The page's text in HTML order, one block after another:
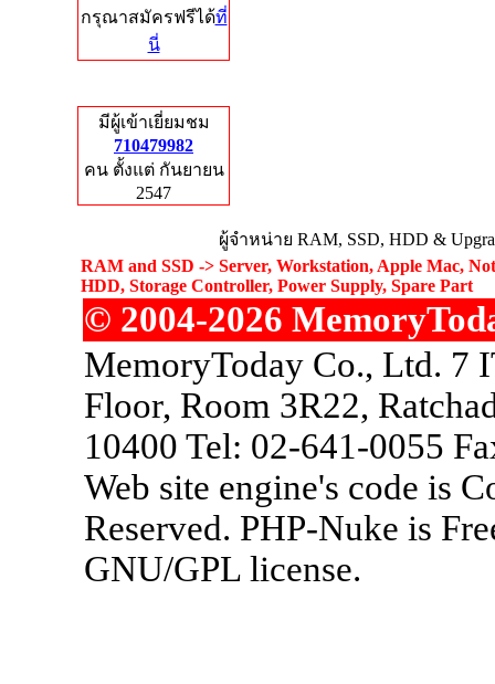
กรุณาสมัครฟรีได้ที่
นี่
มีผู้เข้าเยี่ยมชม
710479982
คน ตั้งแต่ กันยายน
2547
ผู้จำหน่าย RAM, SSD, HDD &
RAM and SSD -> Server, Workstation, Apple Mac,
HDD, Storage Controller, Power Supply, Spare Part
© 2004-2026
MemoryToday Co., Ltd. 7
Floor, Room 3R22,
10400 Tel: 02-641-0055
Web site engine's code is
Reserved. PHP-Nuke is
GNU/GPL license.